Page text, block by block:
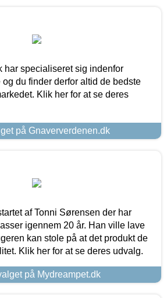
har specialiseret sig indenfor
du finder derfor altid de bedste
Klik her for at se deres
på Gnaververdenen.dk
af Tonni Sørensen der har
igennem 20 år. Han ville lave
kan stole på at det produkt de
Klik her for at se deres udvalg.
på Mydreampet.dk